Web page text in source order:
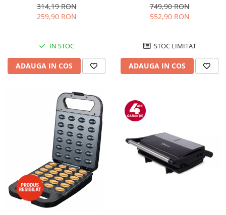
detasabil 1.5L, dispozitiv
spumare, filtru dublu din
314,19 RON
259,90 RON
IN STOC
ADAUGA IN COS
92L, Iluminare interioara,H 83
cm, Alb
749,90 RON
552,90 RON
STOC LIMITAT
ADAUGA IN COS